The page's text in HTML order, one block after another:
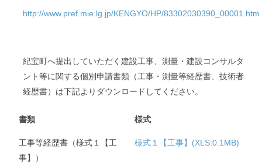
http://www.pref.mie.lg.jp/KENGYO/HP/83302030390_00001.htm
紀宝町へ提出していただく建設工事、測量・建設コンサルタ
ント等に関する個別申請書類（工事・測量等経歴書、技術者
経歴書）は下記よりダウンロードしてください。
書類 様式
工事等経歴書（様式１【工
事】）
様式１【工事】(XLS:0.1MB)